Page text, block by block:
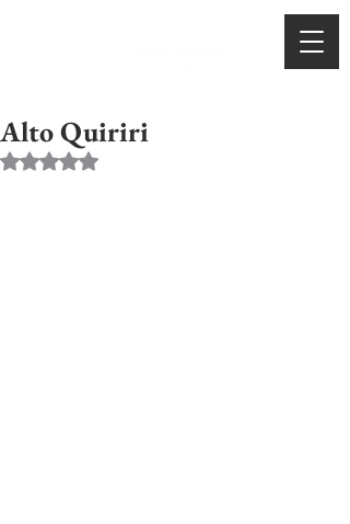
Alto Quiriri
Avaliado com NaN de 5 estrelas.